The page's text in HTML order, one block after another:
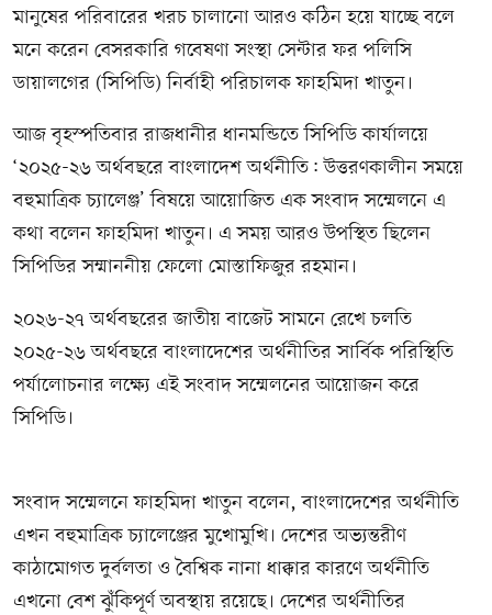
মানুষের পরিবারের খরচ চালানো আরও কঠিন হয়ে যাচ্ছে বলে
মনে করেন বেসরকারি গবেষণা সংস্থা সেন্টার ফর পলিসি
ডায়ালগের (সিপিডি) নির্বাহী পরিচালক ফাহমিদা খাতুন।
আজ বৃহস্পতিবার রাজধানীর ধানমন্ডিতে সিপিডি কার্যালয়ে
‘২০২৫-২৬ অর্থবছরে বাংলাদেশ অর্থনীতি: উত্তরণকালীন সময়ে
বহুমাত্রিক চ্যালেঞ্জ’ বিষয়ে আয়োজিত এক সংবাদ সম্মেলনে এ
কথা বলেন ফাহমিদা খাতুন। এ সময় আরও উপস্থিত ছিলেন
সিপিডির সম্মাননীয় ফেলো মোস্তাফিজুর রহমান।
২০২৬-২৭ অর্থবছরের জাতীয় বাজেট সামনে রেখে চলতি
২০২৫-২৬ অর্থবছরে বাংলাদেশের অর্থনীতির সার্বিক পরিস্থিতি
পর্যালোচনার লক্ষ্যে এই সংবাদ সম্মেলনের আয়োজন করে
সিপিডি।
সংবাদ সম্মেলনে ফাহমিদা খাতুন বলেন, বাংলাদেশের অর্থনীতি
এখন বহুমাত্রিক চ্যালেঞ্জের মুখোমুখি। দেশের অভ্যন্তরীণ
কাঠামোগত দুর্বলতা ও বৈশ্বিক নানা ধাক্কার কারণে অর্থনীতি
এখনো বেশ ঝুঁকিপূর্ণ অবস্থায় রয়েছে। দেশের অর্থনীতির